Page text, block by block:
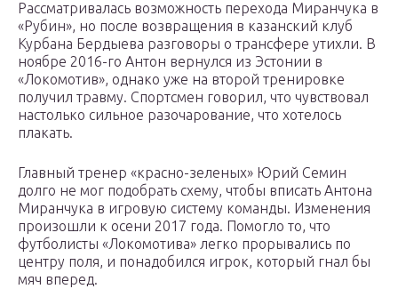
Рассматривалась возможность перехода Миранчука в
«Рубин», но после возвращения в казанский клуб
Курбана Бердыева разговоры о трансфере утихли. В
ноябре 2016-го Антон вернулся из Эстонии в
«Локомотив», однако уже на второй тренировке
получил травму. Спортсмен говорил, что чувствовал
настолько сильное разочарование, что хотелось
плакать.
Главный тренер «красно-зеленых» Юрий Семин
долго не мог подобрать схему, чтобы вписать Антона
Миранчука в игровую систему команды. Изменения
произошли к осени 2017 года. Помогло то, что
футболисты «Локомотива» легко прорывались по
центру поля, и понадобился игрок, который гнал бы
мяч вперед.